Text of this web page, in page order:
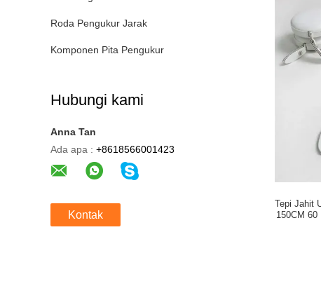
Roda Pengukur Jarak
Komponen Pita Pengukur
Hubungi kami
Anna Tan
Ada apa : +8618566001423
Kontak
Tepi Jahit
150CM 60